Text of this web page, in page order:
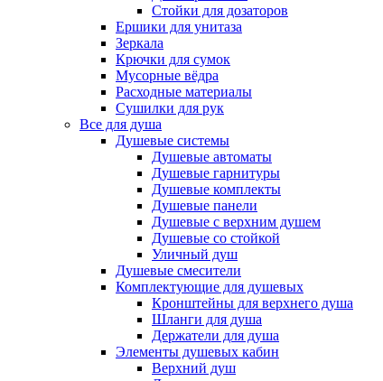
Стойки для дозаторов
Ершики для унитаза
Зеркала
Крючки для сумок
Мусорные вёдра
Расходные материалы
Сушилки для рук
Все для душа
Душевые системы
Душевые автоматы
Душевые гарнитуры
Душевые комплекты
Душевые панели
Душевые с верхним душем
Душевые со стойкой
Уличный душ
Душевые смесители
Комплектующие для душевых
Кронштейны для верхнего душа
Шланги для душа
Держатели для душа
Элементы душевых кабин
Верхний душ